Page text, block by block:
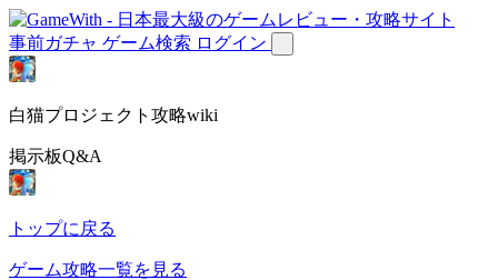
事前ガチャ ゲーム検索 ログイン
白猫プロジェクト攻略wiki
掲示板Q&A
トップに戻る
ゲーム攻略一覧を見る